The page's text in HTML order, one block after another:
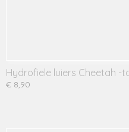
Hydrofiele luiers Cheetah -
€ 8,90